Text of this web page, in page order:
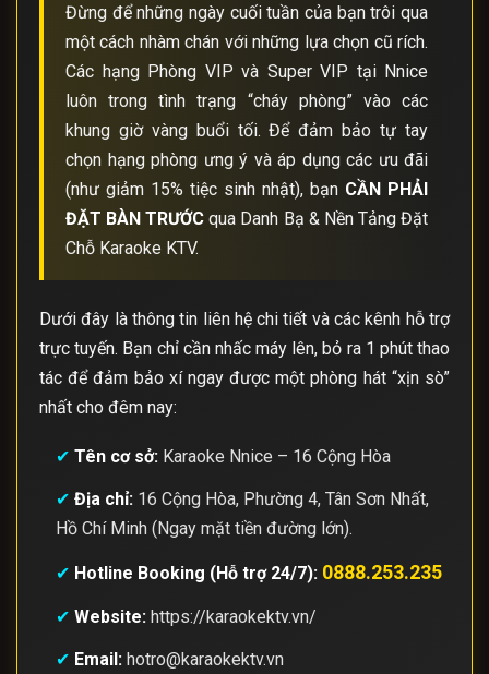
Đừng để những ngày cuối tuần của bạn trôi qua
một cách nhàm chán với những lựa chọn cũ rích.
Các hạng Phòng VIP và Super VIP tại Nnice
luôn trong tình trạng “cháy phòng” vào các
khung giờ vàng buổi tối. Để đảm bảo tự tay
chọn hạng phòng ưng ý và áp dụng các ưu đãi
(như giảm 15% tiệc sinh nhật), bạn CẦN PHẢI
ĐẶT BÀN TRƯỚC qua Danh Bạ & Nền Tảng Đặt
Chỗ Karaoke KTV.
Dưới đây là thông tin liên hệ chi tiết và các kênh hỗ trợ
trực tuyến. Bạn chỉ cần nhấc máy lên, bỏ ra 1 phút thao
tác để đảm bảo xí ngay được một phòng hát “xịn sò”
nhất cho đêm nay:
✔ Tên cơ sở:Karaoke Nnice – 16 Cộng Hòa
✔ Địa chỉ:16 Cộng Hòa, Phường 4, Tân Sơn Nhất,
Hồ Chí Minh (Ngay mặt tiền đường lớn).
✔ Hotline Booking (Hỗ trợ 24/7): 0888.253.235
✔ Website:https://karaokektv.vn/
✔ Email:hotro@karaokektv.vn